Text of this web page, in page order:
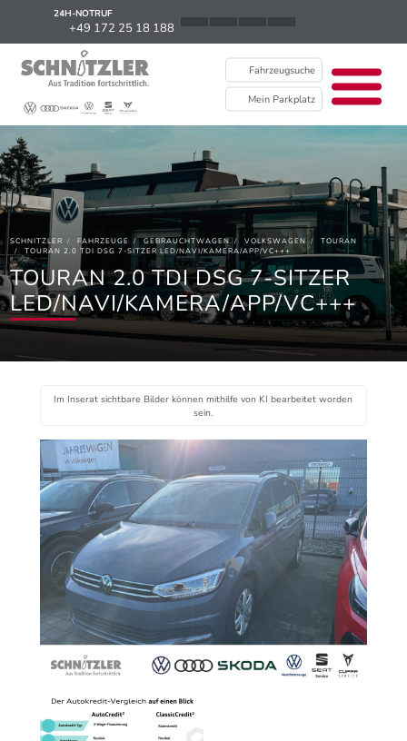
24H-NOTRUF
+49 172 25 18 188
Fahrzeugsuche
Mein Parkplatz
News
Kontakt / Standorte
Über uns
Newsletter
EU Data Act
SCHNITZLER FAHRZEUGE GEBRAUCHTWAGEN VOLKSWAGEN
TOURAN
TOURAN 2.0 TDI DSG 7-SITZER LED/NAVI/KAMERA/APP/VC+++
TOURAN 2.0 TDI DSG 7-SITZER
LED/NAVI/KAMERA/APP/VC+++
Im Inserat sichtbare Bilder können mithilfe von KI bearbeitet worden
sein.